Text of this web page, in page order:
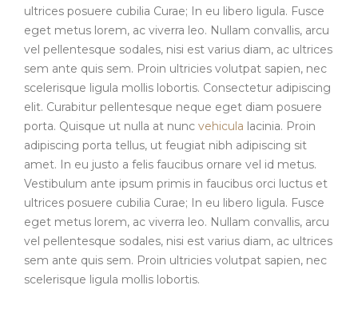
ultrices posuere cubilia Curae; In eu libero ligula. Fusce
eget metus lorem, ac viverra leo. Nullam convallis, arcu
vel pellentesque sodales, nisi est varius diam, ac ultrices
sem ante quis sem. Proin ultricies volutpat sapien, nec
scelerisque ligula mollis lobortis. Consectetur adipiscing
elit. Curabitur pellentesque neque eget diam posuere
porta. Quisque ut nulla at nunc vehicula lacinia. Proin
adipiscing porta tellus, ut feugiat nibh adipiscing sit
amet. In eu justo a felis faucibus ornare vel id metus.
Vestibulum ante ipsum primis in faucibus orci luctus et
ultrices posuere cubilia Curae; In eu libero ligula. Fusce
eget metus lorem, ac viverra leo. Nullam convallis, arcu
vel pellentesque sodales, nisi est varius diam, ac ultrices
sem ante quis sem. Proin ultricies volutpat sapien, nec
scelerisque ligula mollis lobortis.